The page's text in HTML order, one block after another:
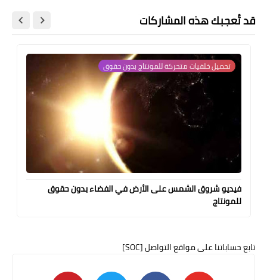
Print
قد تُعجبك هذه المشاركات
تحميل خلفيات متحركة للمونتاج بدون حقوق
فيديو شروق الشمس على الأرض في الفضاء بدون حقوق
للمونتاج
تابع حساباتنا على مواقع التواصل [SOC]